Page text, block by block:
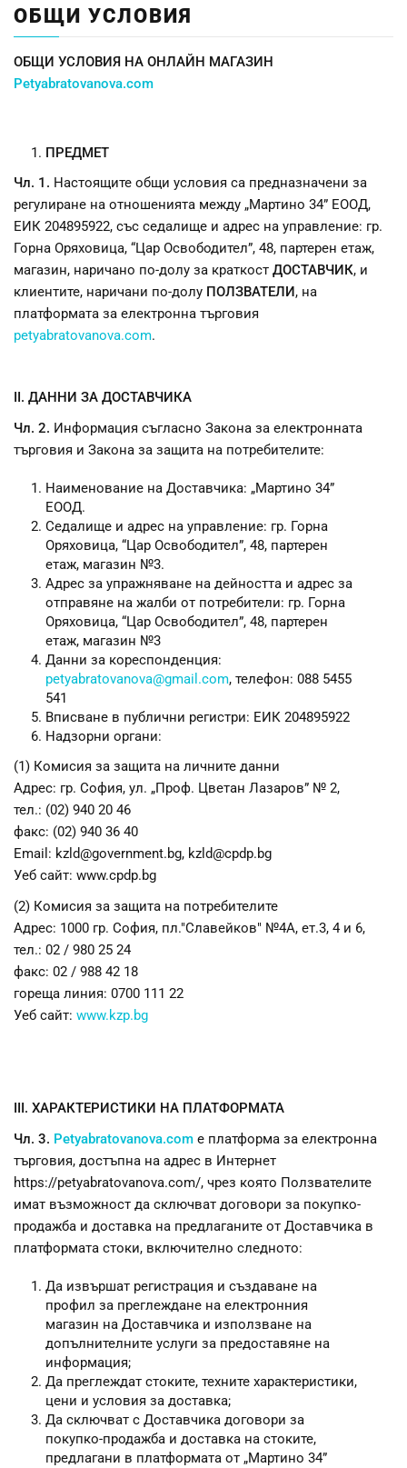
ОБЩИ УСЛОВИЯ
ОБЩИ УСЛОВИЯ НА ОНЛАЙН МАГАЗИН
Petyabratovanova.com
ПРЕДМЕТ
Чл. 1. Настоящите общи условия са предназначени за
регулиране на отношенията между „Мартино 34” ЕООД,
ЕИК 204895922, със седалище и адрес на управление: гр.
Горна Оряховица, “Цар Освободител”, 48, партерен етаж,
магазин, наричано по-долу за краткост ДОСТАВЧИК, и
клиентите, наричани по-долу ПОЛЗВАТЕЛИ, на
платформата за електронна търговия
petyabratovanova.com.
ІІ. ДАННИ ЗА ДОСТАВЧИКА
Чл. 2. Информация съгласно Закона за електронната
търговия и Закона за защита на потребителите:
Наименование на Доставчика: „Мартино 34”
ЕООД.
Седалище и адрес на управление: гр. Горна
Оряховица, “Цар Освободител”, 48, партерен
етаж, магазин №3.
Адрес за упражняване на дейността и адрес за
отправяне на жалби от потребители: гр. Горна
Оряховица, “Цар Освободител”, 48, партерен
етаж, магазин №3
Данни за кореспонденция:
petyabratovanova@gmail.com, телефон: 088 5455
541
Вписване в публични регистри: ЕИК 204895922
Надзорни органи:
(1) Комисия за защита на личните данни
Адрес: гр. София, ул. „Проф. Цветан Лазаров” № 2,
тел.: (02) 940 20 46
факс: (02) 940 36 40
Email: kzld@government.bg, kzld@cpdp.bg
Уеб сайт: www.cpdp.bg
(2) Комисия за защита на потребителите
Адрес: 1000 гр. София, пл."Славейков" №4А, ет.3, 4 и 6,
тел.: 02 / 980 25 24
факс: 02 / 988 42 18
гореща линия: 0700 111 22
Уеб сайт: www.kzp.bg
III. ХАРАКТЕРИСТИКИ НА ПЛАТФОРМАТА
Чл. 3. Petyabratovanova.com e платформа за електронна
търговия, достъпна на адрес в Интернет
https://petyabratovanova.com/, чрез която Ползвателите
имат възможност да сключват договори за покупко-
продажба и доставка на предлаганите от Доставчика в
платформата стоки, включително следното:
Да извършат регистрация и създаване на
профил за преглеждане на електронния
магазин на Доставчика и използване на
допълнителните услуги за предоставяне на
информация;
Да преглеждат стоките, техните характеристики,
цени и условия за доставка;
Да сключват с Доставчика договори за
покупко-продажба и доставка на стоките,
предлагани в платформата от „Мартино 34”